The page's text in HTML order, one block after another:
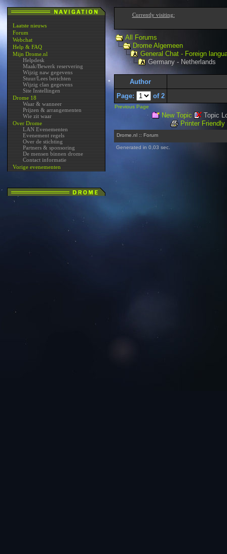
Laatste nieuws
Forum
Webchat
Help & FAQ
Mijn Drome.nl
Helpdesk
Maak/Bewerk reservering
Wijzig naw gegevens
Stuur/Lees berichten
Wijzig clan gegevens
Site Instellingen
Drome 18
Waar & wanneer
Prijzen & arrangementen
Wie zit waar
Over Drome
LAN Evenementen
Evenement regels
Over de stichting
Partners & sponsoring
De mensen binnen drome
Contact informatie
Vorige evenementen
Currently visiting:
All Forums
Drome Algemeen
General Chat - Foreign
Germany - Netherlands
Author
Page:
of 2
Previous Page
New Topic
Topic
Printer Friendly
Drome.nl :: Forum
Generated in 0,03 sec.